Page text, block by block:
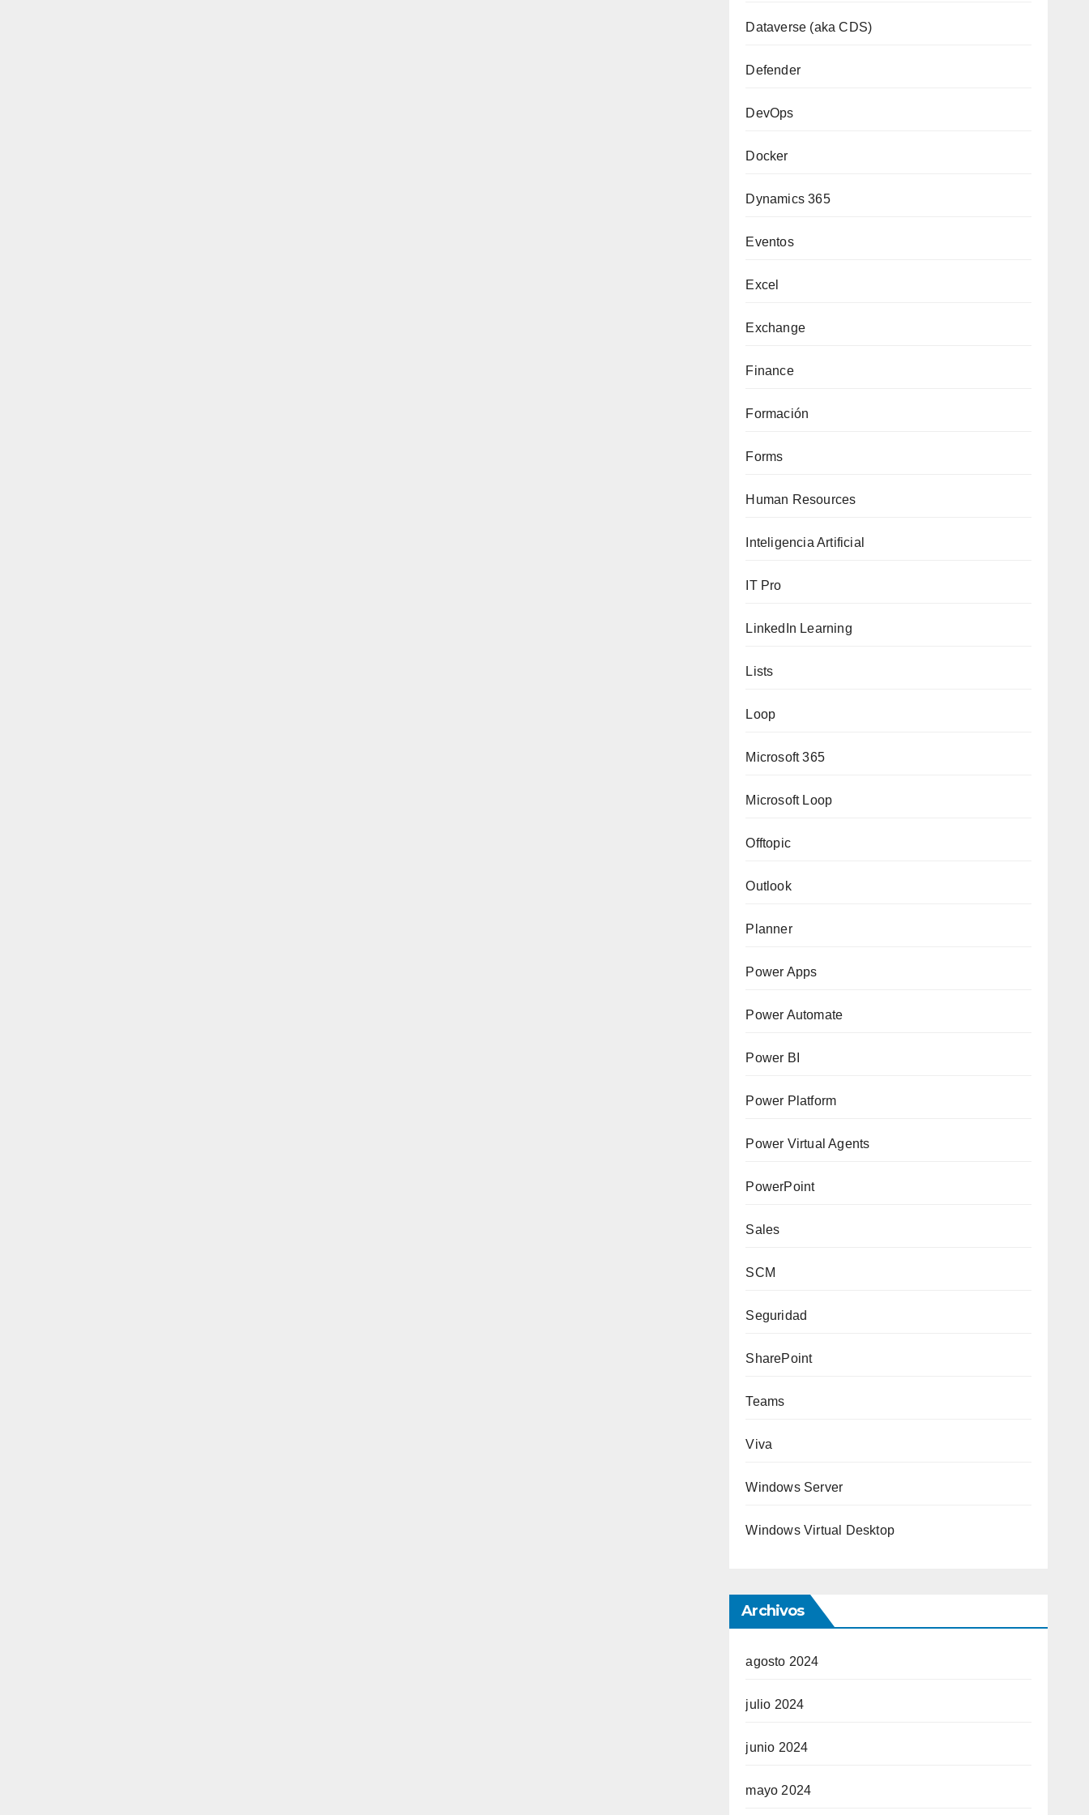
Dataverse (aka CDS)
Defender
DevOps
Docker
Dynamics 365
Eventos
Excel
Exchange
Finance
Formación
Forms
Human Resources
Inteligencia Artificial
IT Pro
LinkedIn Learning
Lists
Loop
Microsoft 365
Microsoft Loop
Offtopic
Outlook
Planner
Power Apps
Power Automate
Power BI
Power Platform
Power Virtual Agents
PowerPoint
Sales
SCM
Seguridad
SharePoint
Teams
Viva
Windows Server
Windows Virtual Desktop
Archivos
agosto 2024
julio 2024
junio 2024
mayo 2024